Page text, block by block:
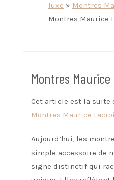
luxe » Montres
Montres Maurice
Montres
Cet article est la suite
Montres Maurice
Aujourd’hui, les
simple accessoire de
signe distinctif qui